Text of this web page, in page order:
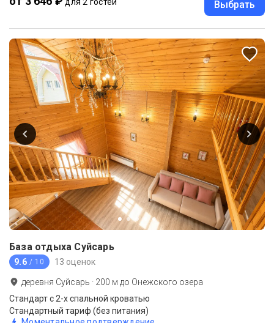
Выбрать
База отдыха Суйсарь
9.6 / 10 13 оценок
деревня Суйсарь · 200 м до Онежского озера
Стандарт с 2-х спальной кроватью
Стандартный тариф (без питания)